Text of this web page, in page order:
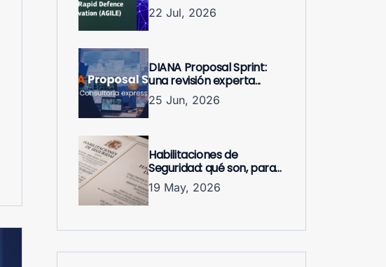
22 Jul, 2026
DIANA Proposal Sprint:
una revisión experta...
25 Jun, 2026
Habilitaciones de
Seguridad: qué son, para...
19 May, 2026